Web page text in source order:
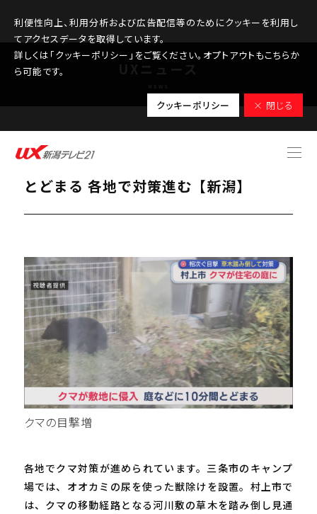
利便性向上、利用分析および広告配信等のためにクッキーを利用し
てアクセスデータを取得しています。
詳しくは「クッキーポリシー」をご覧ください。オプトアウトもこちらか
ら可能です。
クッキーポリシー × 閉じる
2025.11.07
村上市でクマが住宅の庭･車庫に約10分
とどまる 各地で対策進む【新潟】
クマの目撃増
各地でクマ対策が進められています。三条市のキャンプ
場では、オオカミの尿を使った獣除けを設置。村上市で
は、クマの移動経路となる河川敷の草木を踏み倒し見通